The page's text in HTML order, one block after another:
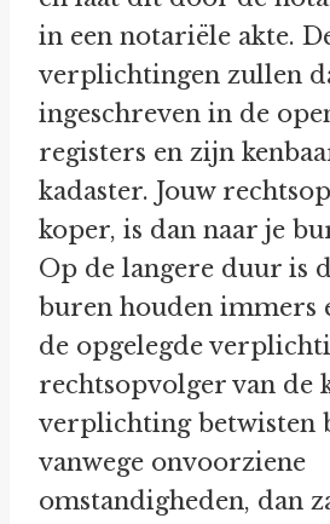
in een notariële akte.
verplichtingen zullen
ingeschreven in de
registers en zijn
kadaster. Jouw
koper, is dan naar je
Op de langere duur is
buren houden immers
de opgelegde
rechtsopvolger van de
verplichting betwisten
vanwege onvoorziene
omstandigheden, dan